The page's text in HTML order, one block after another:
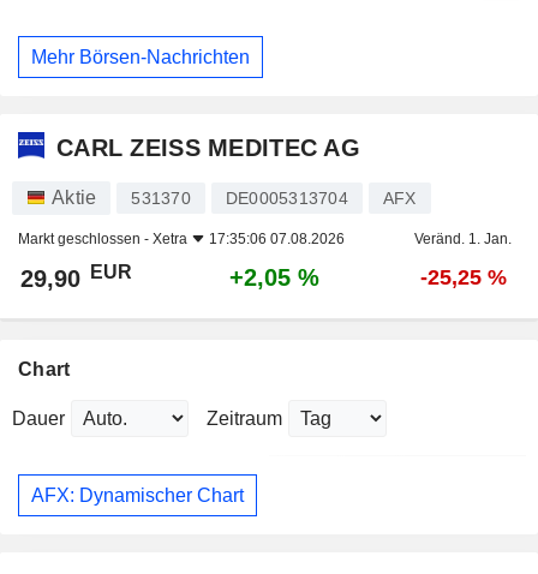
Mehr Börsen-Nachrichten
CARL ZEISS MEDITEC AG
Aktie 531370 DE0005313704 AFX
Markt geschlossen - Xetra 17:35:06 07.08.2026 Veränd. 1. Jan.
29,90 EUR +2,05 % -25,25 %
Chart
Dauer Zeitraum
AFX: Dynamischer Chart